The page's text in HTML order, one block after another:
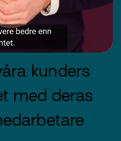
kunders
med deras